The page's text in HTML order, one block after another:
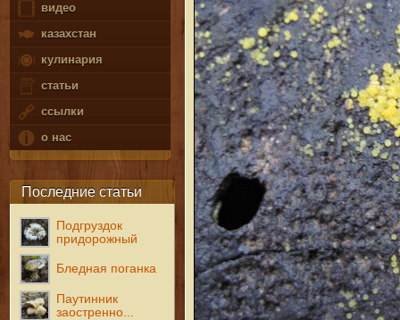
видео
казахстан
кулинария
статьи
ссылки
о нас
Последние статьи
Подгруздок
придорожный
Бледная поганка
Паутинник
заостренно...